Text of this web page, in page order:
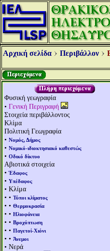
Αρχική σελίδα Περιβάλλον
Φυσική γεωγραφία
• Γενική Περιγραφή
Στοιχεία περιβάλλοντος
Κλίμα
Πολιτική Γεωγραφία
• Νομός, Δήμος
• Νομικό-ιδιοκτησιακό καθεστώς
• Οδικό δίκτυο
Αβιοτικά στοιχεία
•Έδαφος
• Υπέδαφος
• Κλίμα
• • Τύποι κλίματος
• • Θερμοκρασία
• • Ηλιοφάνεια
• • Βροχόπτωση
• • Παγετοί-Χιόνι
• • Άνεμοι
• Νερά